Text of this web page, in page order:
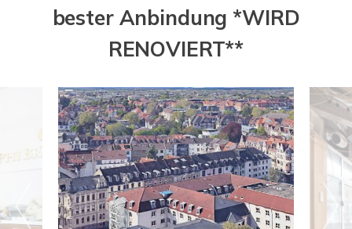
bester Anbindung *WIRD
RENOVIERT**